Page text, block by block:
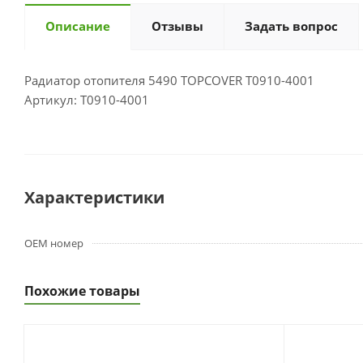
Описание Отзывы Задать вопрос
Радиатор отопителя 5490 TOPCOVER T0910-4001
Артикул: T0910-4001
Характеристики
OEM номер
Похожие товары